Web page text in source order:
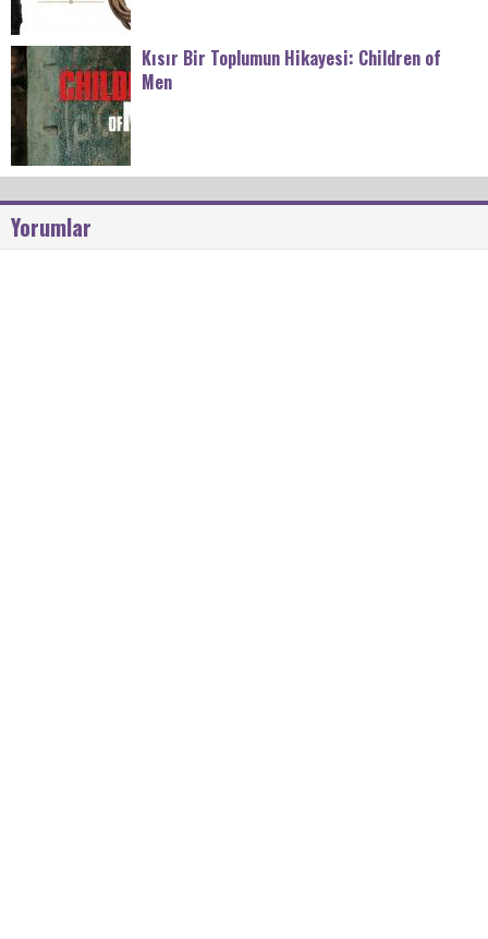
Kısır Bir Toplumun Hikayesi: Children of
Men
Yorumlar